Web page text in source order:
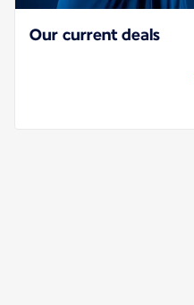
Our current deals